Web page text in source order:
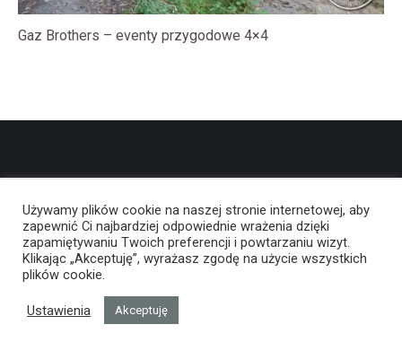
Gaz Brothers – eventy przygodowe 4×4
Używamy plików cookie na naszej stronie internetowej, aby
zapewnić Ci najbardziej odpowiednie wrażenia dzięki
zapamiętywaniu Twoich preferencji i powtarzaniu wizyt.
Klikając „Akceptuję”, wyrażasz zgodę na użycie wszystkich
plików cookie.
Ustawienia Akceptuję